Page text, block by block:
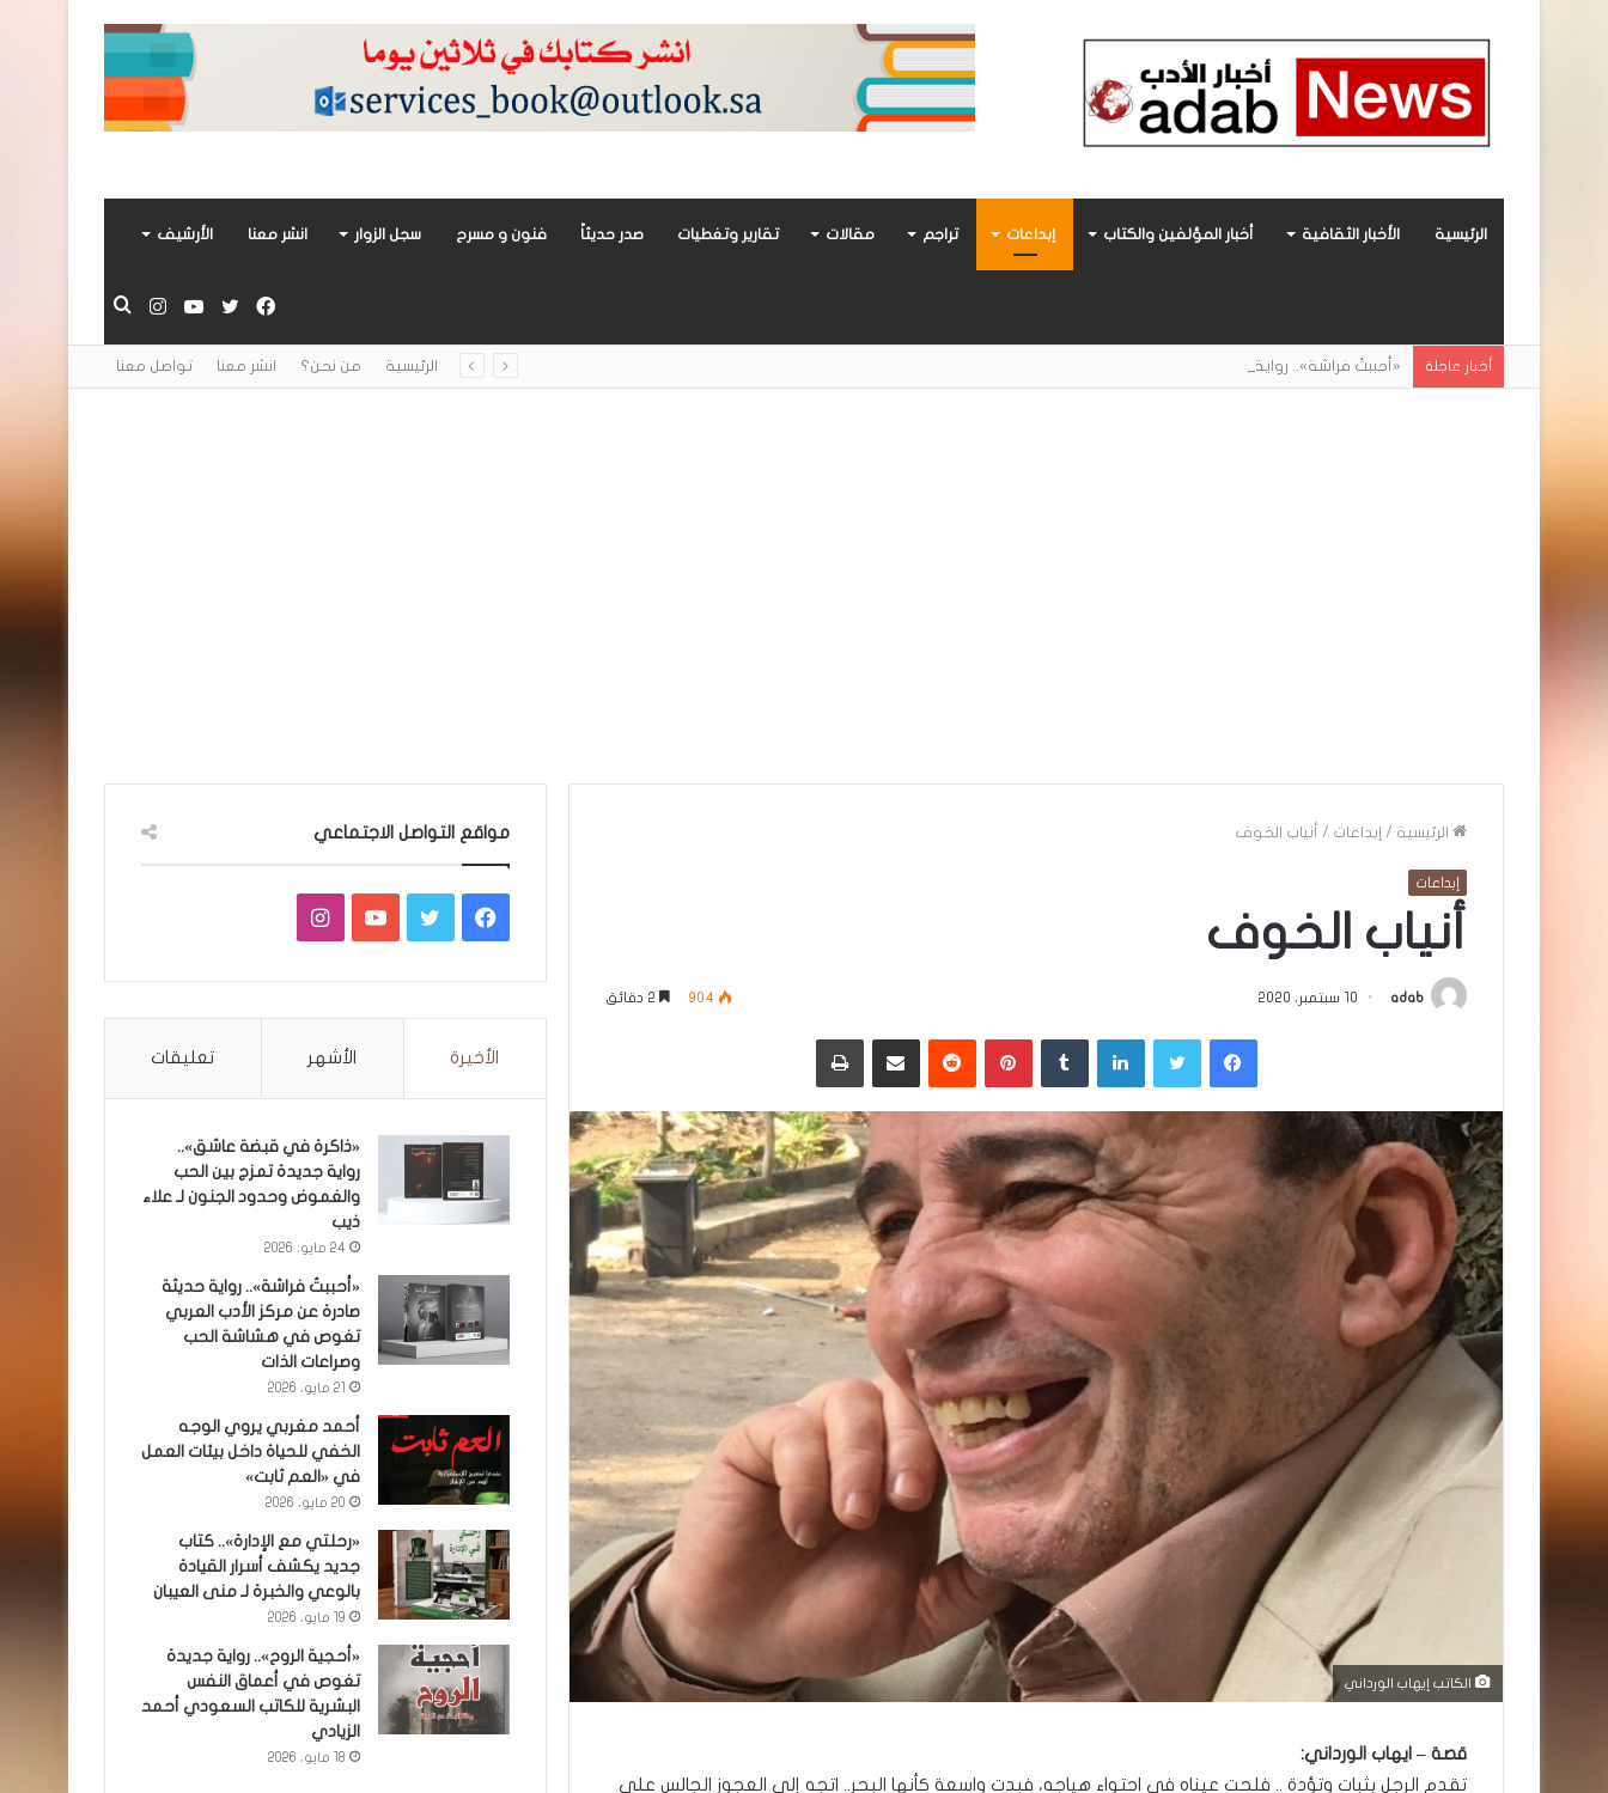
الرئيسية الأخبار الثقافية أخبار المؤلفين والكتاب إبداعات تراجم مقالات تقارير وتغطيات صدر حديثاً فنون و مسرح سجل الزوار انشر معنا الأرشيف
بحث
انستقراميوتيوبتويتر
فيسبوك
أخبار عاجلة «أحببتُ فراشة».. رواية حديثة صادرة عن مركز الأدب العربي تغوص في هشاشة الحب وصراعات الذات الرئيسية من نحن؟ انشر معنا تواصل معنا
الرئيسية / إبداعات / أنياب الخوف
إبداعات
أنياب الخوف
adab 10 سبتمبر، 2020 904
فيسبوكتويتر لينكدإن ‏Tumblr بينتيريست
‏Reddit مشاركة عبر البريد طباعة
الكاتب إيهاب الورداني
قصة – ايهاب الورداني:
تقدم الرجل بثبات وتؤدة .. فلحت عيناه في احتواء هياجه، فبدت واسعة كأنها البحر.. اتجه إلى العجوز الجالس على
مواقع التواصل الاجتماعي
فيسبوكتويتر يوتيوبانستقرام
الأخيرة الأشهر تعليقات
«ذاكرة في قبضة عاشق»..
رواية جديدة تمزج بين الحب
والغموض وحدود الجنون لـ علاء
ذيب
24 مايو، 2026
«أحببتُ فراشة».. رواية حديثة
صادرة عن مركز الأدب العربي
تغوص في هشاشة الحب
وصراعات الذات
21 مايو، 2026
أحمد مغربي يروي الوجه
الخفي للحياة داخل بيئات العمل
في «العم ثابت»
20 مايو، 2026
«رحلتي مع الإدارة».. كتاب
جديد يكشف أسرار القيادة
بالوعي والخبرة لـ منى العيبان
19 مايو، 2026
«أحجية الروح».. رواية جديدة
تغوص في أعماق النفس
البشرية للكاتب السعودي أحمد
الزيادي
18 مايو، 2026